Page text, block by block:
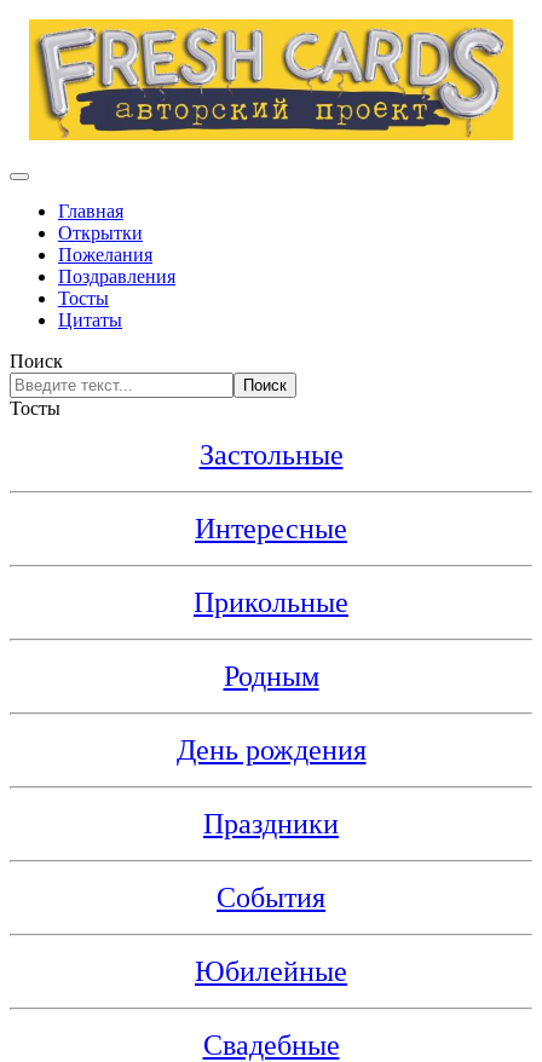
Главная
Открытки
Пожелания
Поздравления
Тосты
Цитаты
Поиск
Поиск
Тосты
Застольные
Интересные
Прикольные
Родным
День рождения
Праздники
События
Юбилейные
Свадебные